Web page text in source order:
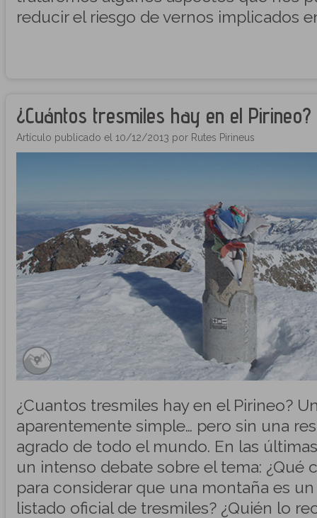
reducir el riesgo de vernos implicados
¿Cuántos tresmiles hay en el Pirineo?
Artículo publicado el 10/12/2013 por Rutes Pirineus
¿Cuantos tresmiles hay en el Pirineo?
aparentemente simple… pero sin una
agrado de todo el mundo. En las
un intenso debate sobre el tema: ¿Qué
para considerar que una montaña es
listado oficial de tresmiles? ¿Quién lo